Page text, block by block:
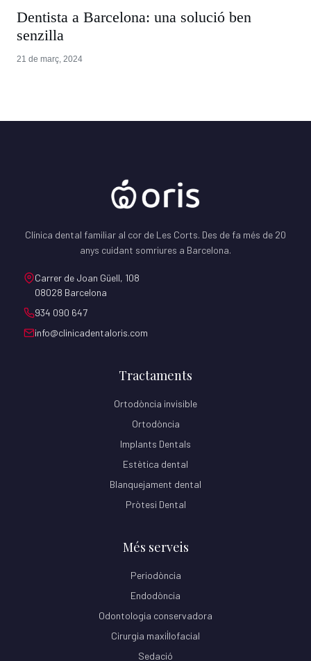
Dentista a Barcelona: una solució ben
senzilla
21 de març, 2024
Clínica dental familiar al cor de Les Corts. Des de fa més de 20
anys cuidant somriures a Barcelona.
Carrer de Joan Güell, 108
08028 Barcelona
934 090 647
info@clinicadentaloris.com
Tractaments
Ortodòncia invisible
Ortodòncia
Implants Dentals
Estètica dental
Blanquejament dental
Pròtesi Dental
Més serveis
Periodòncia
Endodòncia
Odontologia conservadora
Cirurgia maxil·lofacial
Sedació